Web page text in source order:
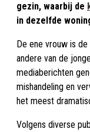
gezin, waarbij de
in dezelfde
De ene vrouw is
andere van de
mediaberichten
mishandeling en
het meest
Volgens diverse